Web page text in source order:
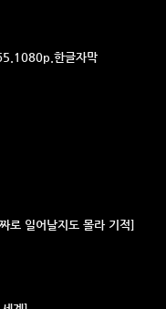
한글자막
로 일어날지도 몰라 기적]